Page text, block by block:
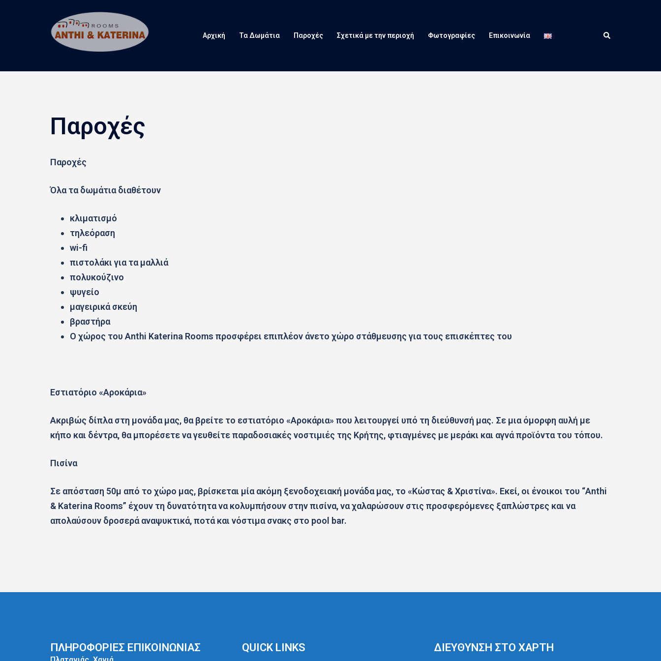
Αρχική Τα Δωμάτια Παροχές Σχετικά με την περιοχή Φωτογραφίες Επικοινωνία Search
Παροχές
Παροχές
Όλα τα δωμάτια διαθέτουν
κλιματισμό
τηλεόραση
wi-fi
πιστολάκι για τα μαλλιά
πολυκούζινο
ψυγείο
μαγειρικά σκεύη
βραστήρα
Ο χώρος του Anthi Katerina Rooms προσφέρει επιπλέον άνετο χώρο στάθμευσης για τους επισκέπτες του
Εστιατόριο «Αροκάρια»
Ακριβώς δίπλα στη μονάδα μας, θα βρείτε το εστιατόριο «Αροκάρια» που λειτουργεί υπό τη διεύθυνσή μας. Σε μια όμορφη αυλή με
κήπο και δέντρα, θα μπορέσετε να γευθείτε παραδοσιακές νοστιμιές της Κρήτης, φτιαγμένες με μεράκι και αγνά προϊόντα του τόπου.
Πισίνα
Σε απόσταση 50μ από το χώρο μας, βρίσκεται μία ακόμη ξενοδοχειακή μονάδα μας, τo «Κώστας & Χριστίνα». Εκεί, οι ένοικοι του “Anthi
& Katerina Rooms” έχουν τη δυνατότητα να κολυμπήσουν στην πισίνα, να χαλαρώσουν στις προσφερόμενες ξαπλώστρες και να
απολαύσουν δροσερά αναψυκτικά, ποτά και νόστιμα σνακς στο pool bar.
ΠΛΗΡΟΦΟΡΙΕΣ ΕΠΙΚΟΙΝΩΝΙΑΣ QUICK LINKS ΔΙΕΎΘΥΝΣΗ ΣΤΟ ΧΆΡΤΗ